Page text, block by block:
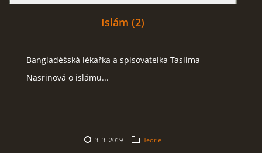
Islám (2)
Bangladéšská lékařka a spisovatelka Taslima
Nasrinová o islámu...
3. 3. 2019 Teorie